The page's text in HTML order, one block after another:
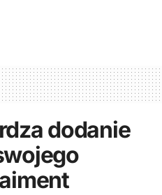
dodanie